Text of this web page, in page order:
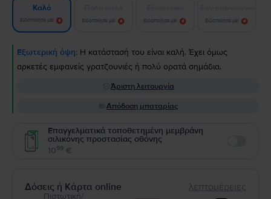
Καλό
Ειδοποίησε με! Ειδοποίησε με! Ειδοποίησε με! Ειδοποίησε με!
Εξωτερική όψη: Η κατάστασή του είναι καλή. Έχει όμως
αρκετές εμφανείς γρατζουνιές ή πολύ ορατά σημάδια.
Άριστη λειτουργία
Απόδοση μπαταρίας
Επαγγελματικά τοποθετημένη μεμβράνη
σιλικόνης προστασίας οθόνης
1099 €
Δόσεις ή Κάρτα online λεπτομέρειες
Πιστωτική/